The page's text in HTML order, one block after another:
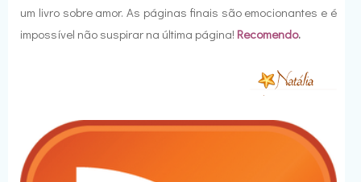
um livro sobre amor. As páginas finais são emocionantes e é
impossível não suspirar na última página! Recomendo.